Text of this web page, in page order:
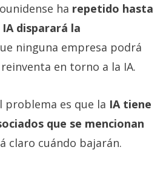
ha repetido hasta
disparará la
ninguna empresa podrá
en torno a la IA.
problema es que la IA tiene
que se mencionan
claro cuándo bajarán.